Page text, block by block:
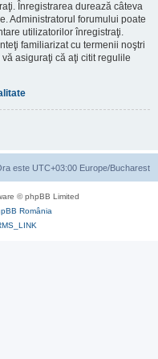
Înregistrarea durează câteva
Administratorul forumului poate
utilizatorilor înregistraţi.
familiarizat cu termenii noştri
asiguraţi că aţi citit regulile
este UTC+03:00 Europe/Bucharest
© phpBB Limited
România